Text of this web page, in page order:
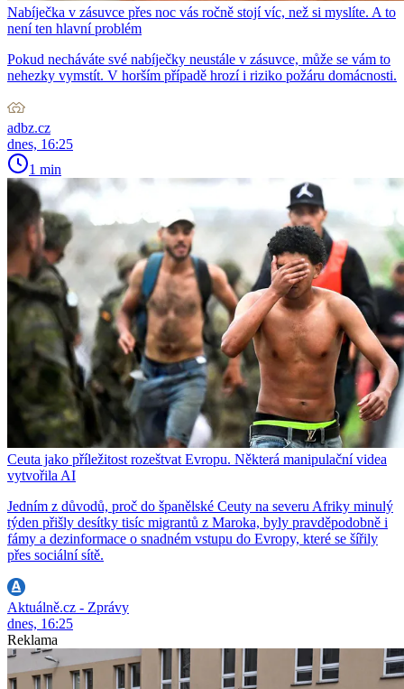
Nabíječka v zásuvce přes noc vás ročně stojí víc, než si myslíte. A to
není ten hlavní problém
Pokud necháváte své nabíječky neustále v zásuvce, může se vám to
nehezky vymstít. V horším případě hrozí i riziko požáru domácnosti.
adbz.cz
dnes, 16:25
1 min
Ceuta jako příležitost rozeštvat Evropu. Některá manipulační videa
vytvořila AI
Jedním z důvodů, proč do španělské Ceuty na severu Afriky minulý
týden přišly desítky tisíc migrantů z Maroka, byly pravděpodobně i
fámy a dezinformace o snadném vstupu do Evropy, které se šířily
přes sociální sítě.
Aktuálně.cz - Zprávy
dnes, 16:25
Reklama